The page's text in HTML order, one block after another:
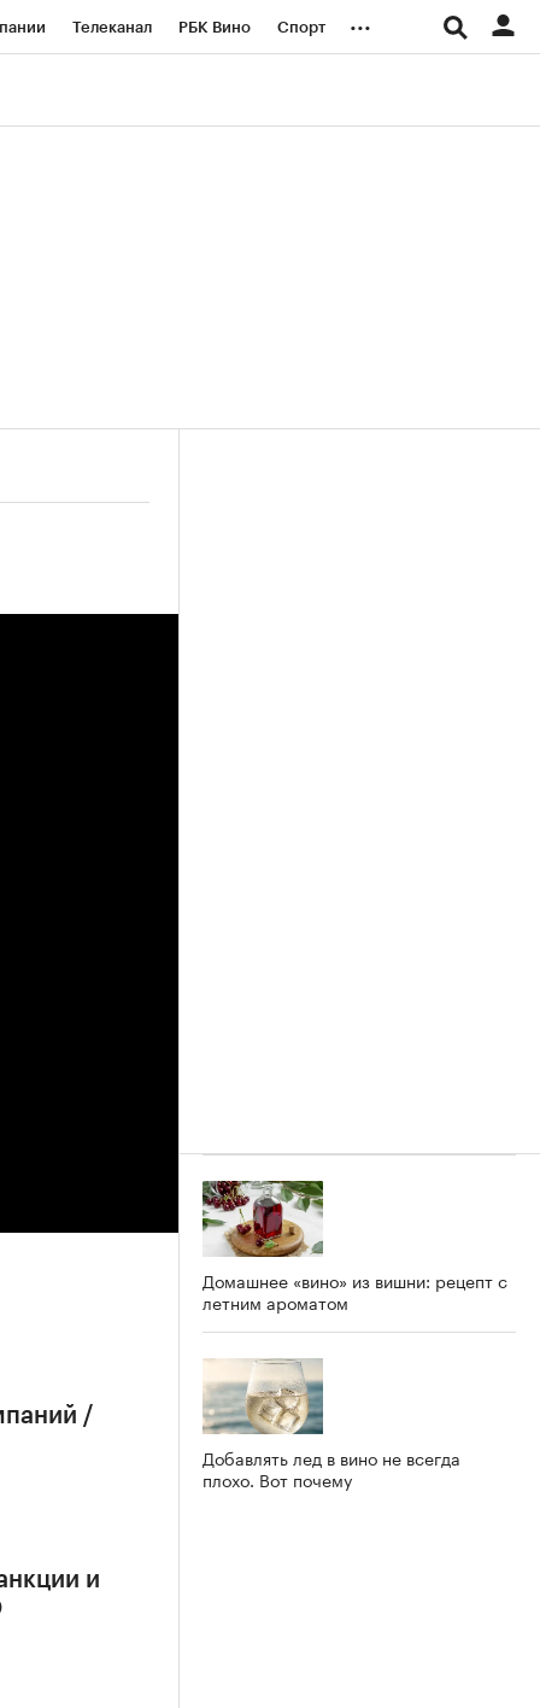
Телеканал РБК Вино Спорт ...
/
и
Домашнее «вино» из вишни: рецепт с
летним ароматом
Добавлять лед в вино не всегда
плохо. Вот почему